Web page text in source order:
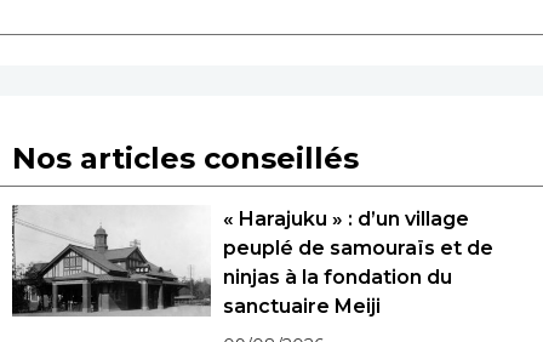
Nos articles conseillés
« Harajuku » : d’un village
peuplé de samouraïs et de
ninjas à la fondation du
sanctuaire Meiji